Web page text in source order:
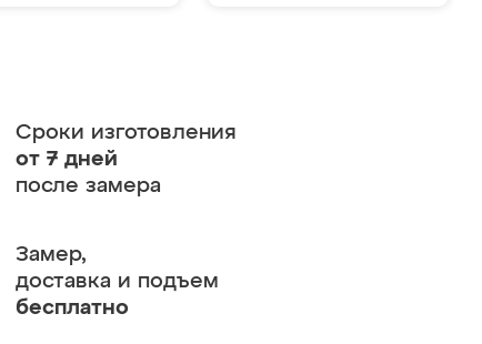
Сроки изготовления
от 7 дней
после замера
Замер,
доставка и подъем
бесплатно